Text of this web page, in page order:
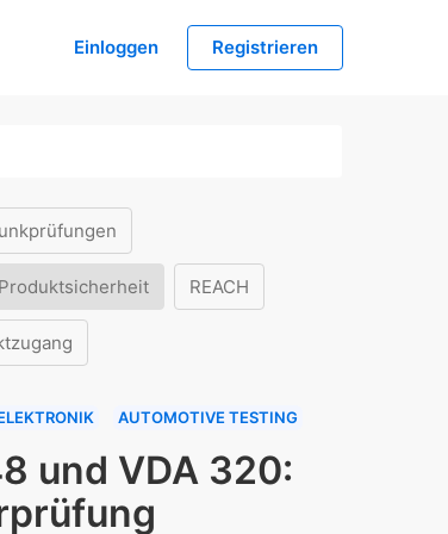
Einloggen Registrieren
Produktsicherheit REACH
AUTOMOTIVE TESTING
und VDA 320: